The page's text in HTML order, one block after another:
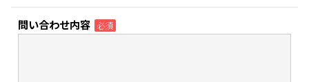
問い合わせ内容 必須